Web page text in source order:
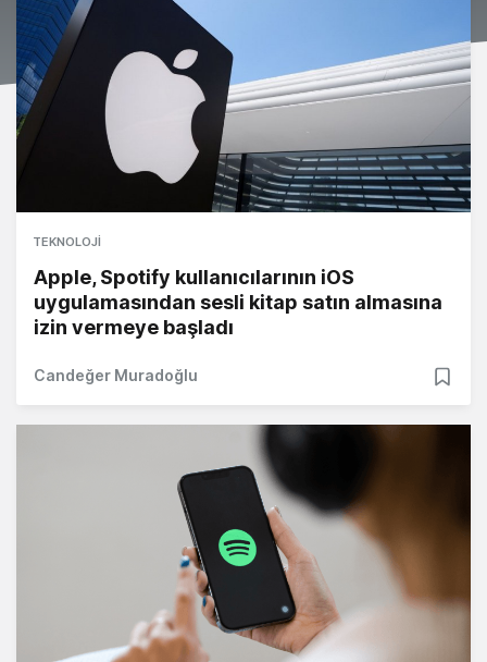
TEKNOLOJI
Apple, Spotify kullanıcılarının iOS
uygulamasından sesli kitap satın almasına
izin vermeye başladı
Candeğer Muradoğlu